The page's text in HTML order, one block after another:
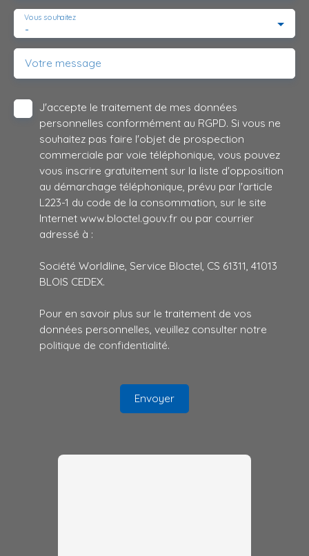
-
Vous souhaitez
Votre message
J'accepte le traitement de mes données
personnelles conformément au RGPD. Si vous ne
souhaitez pas faire l'objet de prospection
commerciale par voie téléphonique, vous pouvez
vous inscrire gratuitement sur la liste d'opposition
au démarchage téléphonique, prévu par l'article
L223-1 du code de la consommation, sur le site
Internet www.bloctel.gouv.fr ou par courrier
adressé à :
Société Worldline, Service Bloctel, CS 61311, 41013
BLOIS CEDEX.
Pour en savoir plus sur le traitement de vos
données personnelles, veuillez consulter notre
politique de confidentialité.
Envoyer